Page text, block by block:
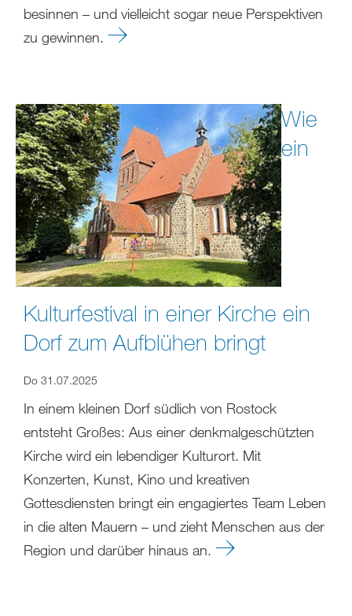
besinnen – und vielleicht sogar neue Perspektiven
zu gewinnen.
Wie
ein
Kulturfestival in einer Kirche ein
Dorf zum Aufblühen bringt
Do 31.07.2025
In einem kleinen Dorf südlich von Rostock
entsteht Großes: Aus einer denkmalgeschützten
Kirche wird ein lebendiger Kulturort. Mit
Konzerten, Kunst, Kino und kreativen
Gottesdiensten bringt ein engagiertes Team Leben
in die alten Mauern – und zieht Menschen aus der
Region und darüber hinaus an.